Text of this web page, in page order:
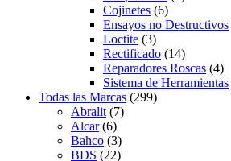
Cojinetes (6)
Ensayos no Destructivos
Loctite (3)
Rectificado (14)
Reparadores Roscas (4)
Sistema de Herramientas
Todas las Marcas (299)
Abralit (7)
Alcar (6)
Bahco (3)
BDS (22)